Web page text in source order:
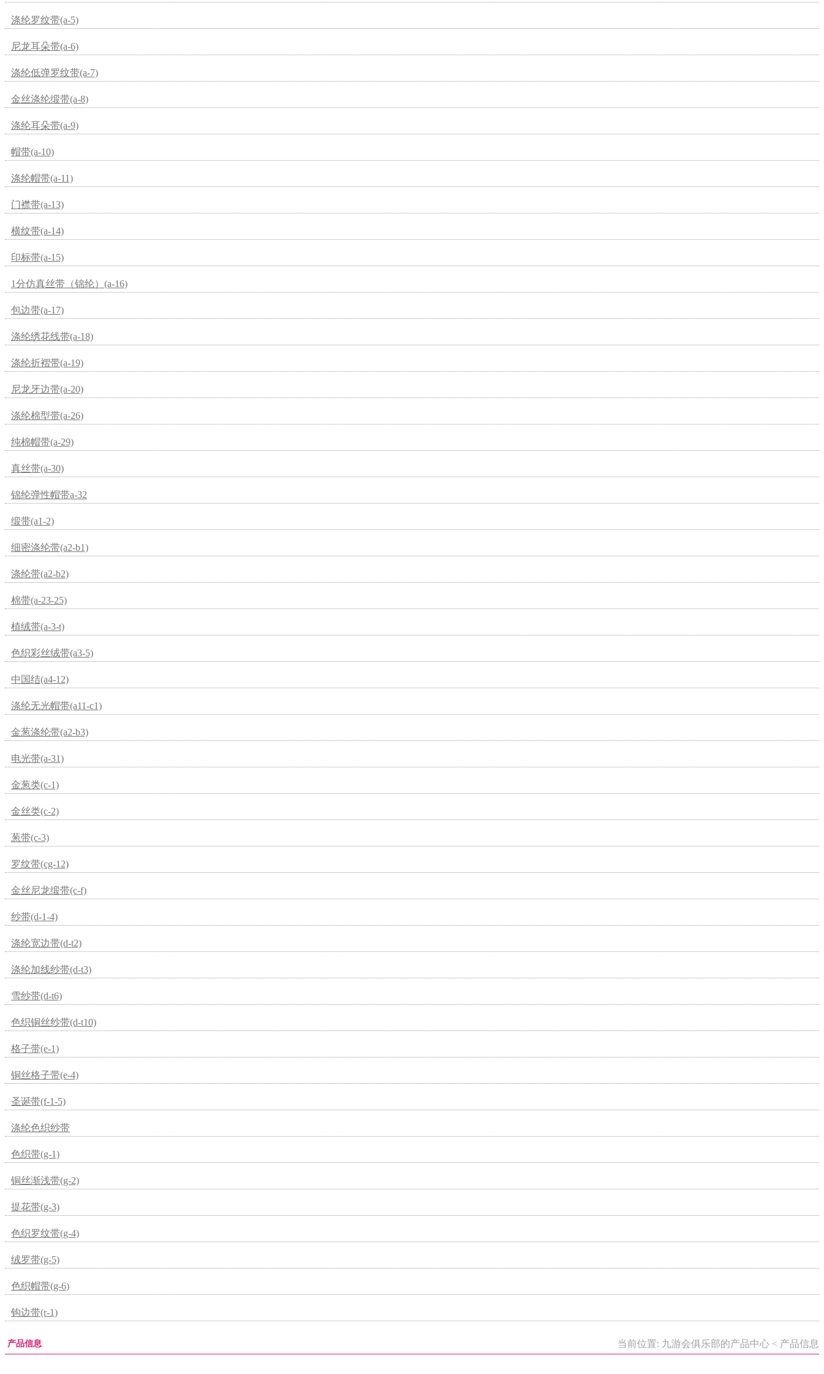
涤纶罗纹带(a-5)
尼龙耳朵带(a-6)
涤纶低弹罗纹带(a-7)
金丝涤纶缎带(a-8)
涤纶耳朵带(a-9)
帽带(a-10)
涤纶帽带(a-11)
门襟带(a-13)
横纹带(a-14)
印标带(a-15)
1分仿真丝带（锦纶）(a-16)
包边带(a-17)
涤纶绣花线带(a-18)
涤纶折褶带(a-19)
尼龙牙边带(a-20)
涤纶棉型带(a-26)
纯棉帽带(a-29)
真丝带(a-30)
锦纶弹性帽带a-32
缎带(a1-2)
细密涤纶带(a2-b1)
涤纶带(a2-b2)
棉带(a-23-25)
植绒带(a-3-t)
色织彩丝绒带(a3-5)
中国结(a4-12)
涤纶无光帽带(a11-c1)
金葱涤纶带(a2-b3)
电光带(a-31)
金葱类(c-1)
金丝类(c-2)
葱带(c-3)
罗纹带(cg-12)
金丝尼龙缎带(c-f)
纱带(d-1-4)
涤纶宽边带(d-t2)
涤纶加线纱带(d-t3)
雪纱带(d-t6)
色织铜丝纱带(d-t10)
格子带(e-1)
铜丝格子带(e-4)
圣诞带(f-1-5)
涤纶色织纱带
色织带(g-1)
铜丝渐浅带(g-2)
提花带(g-3)
色织罗纹带(g-4)
绒罗带(g-5)
色织帽带(g-6)
钩边带(r-1)
产品信息 当前位置: 九游会俱乐部的产品中心 < 产品信息